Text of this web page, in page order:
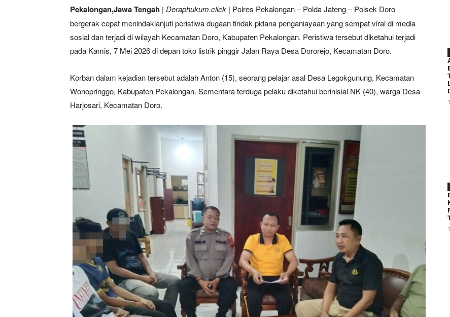
Pekalongan,Jawa Tengah | Deraphukum.click | Polres Pekalongan – Polda Jateng – Polsek Doro
bergerak cepat menindaklanjuti peristiwa dugaan tindak pidana penganiayaan yang sempat viral di media
sosial dan terjadi di wilayah Kecamatan Doro, Kabupaten Pekalongan. Peristiwa tersebut diketahui terjadi
pada Kamis, 7 Mei 2026 di depan toko listrik pinggir Jalan Raya Desa Dororejo, Kecamatan Doro.
Korban dalam kejadian tersebut adalah Anton (15), seorang pelajar asal Desa Legokgunung, Kecamatan
Wonopringgo, Kabupaten Pekalongan. Sementara terduga pelaku diketahui berinisial NK (40), warga Desa
Harjosari, Kecamatan Doro.